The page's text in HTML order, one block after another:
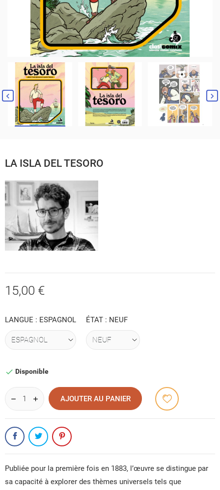
LA ISLA DEL TESORO
15,00 €
LANGUE : ESPAGNOL ÉTAT : NEUF
 Disponible
AJOUTER AU PANIER
Publiée pour la première fois en 1883, l’œuvre se distingue par
sa capacité à explorer des thèmes universels tels que